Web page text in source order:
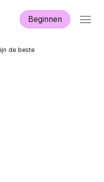
Beginnen
de beste